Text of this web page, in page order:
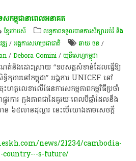
កម្ពុជានាពេលអនាគត
ខ្មែរថាមស៍
លទ្ធភាពទទួលបានការសិក្សាអប់រំ និង
ឍ /អង្គការសហប្រជាជាតិ ឆាយ​ ថន​ /
/Debora Comini /យូនីសេហ្វកម្ពុជា
ណត់និងដោះស្រាយ “ឧបសគ្គសំខាន់ដែលធ្វើឱ្យ
ធិកុមារនៅកម្ពុជា” អង្គការ UNICEF នៅ
ះហត្ថលេខាលើផែនការសកម្មភាពកម្មវិធីប្រចាំ
ការ ក្នុងភាពជាដៃគូរយៈពេលបីឆ្នាំដែលនឹង
៦៥លានដុល្លារ នេះបើយោងតាមសេចក្តី
news/21234/cambodia-
s-future/